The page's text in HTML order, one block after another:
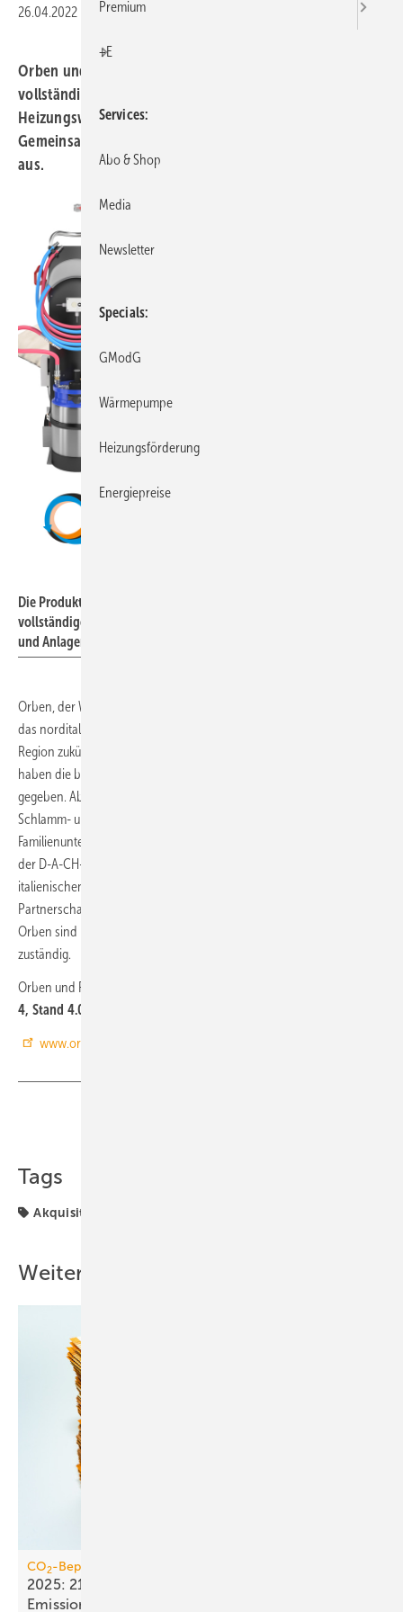
26.04.2022 Druckvorschau
Orben und RBM bieten durch die Kooperation ein
vollständiges Sortiment rund um die
Heizungswasseraufbereitung und Anlagensicherheit.
Gemeinsam stellen Sie auf der diesjährigen IFH/Intherm
aus.
Die Produkte von Orben und RBM ergänzen sich zu einem
vollständigen Angebot rund um die Heizungswasseraufbereitung
und Anlagensicherheit.
Orben, der Wasserspezialist im dreistufigen Vertriebsweg, und RBM,
das norditalienische Familienunternehmen, gehen in der D-A-CH-
Region zukünftig gemeinsame Wege. Auf der IFH/Intherm in Nürnberg
haben die beiden Unternehmen eine neue Partnerschaft bekannt
gegeben. Ab sofort vertritt Orben das Sortiment von Magnetit-,
Schlamm- und Luftabscheidern des italienischen
Familienunternehmens RBM exklusiv im dreistufigen Vertriebsweg in
der D-A-CH-Region. Darüber hinaus gehende Produkte des
italienischen Familienunternehmens sind nicht Teil der
Partnerschaft. Für das um die RBM-Produkte erweiterte Sortiment von
Orben sind nach wie vor die Industrie- und Handelsvertretungen
zuständig.
Orben und RBM stellen gemeinsam auf der IFH/Intherm 2022 in
4, Stand 4.015
www.orben.de&nbsp
Tags
Akquisition
Weitere Inhalte
CO2-Bepreisung
2025: 21,4 Mrd. Euro Einnahmen aus dem
Emissionshandel
Premium
+E
Services
Abo & Shop
Media
Newsletter
Specials
GModG
Wärmepumpe
Heizungsförderung
Energiepreise